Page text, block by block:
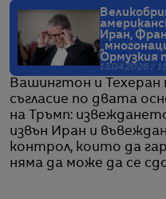
Иран,
Ормузкия
13.04.2026 /
Вашингтон и Техеран
съгласие по двата
на Тръмп:
извън Иран и
контрол, които да
няма да може да се